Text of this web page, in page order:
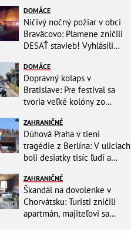
DOMÁCE
Ničivý nočný požiar v obci
Braväcovo: Plamene zničili
DESAŤ stavieb! Vyhlásili
DOMÁCE
Dopravný kolaps v
Bratislave: Pre festival sa
tvoria veľké kolóny zo
ZAHRANIČNÉ
Dúhová Praha v tieni
tragédie z Berlína: V uliciach
boli desiatky tisíc ľudí a
ZAHRANIČNÉ
Škandál na dovolenke v
Chorvátsku: Turisti zničili
apartmán, majiteľovi sa